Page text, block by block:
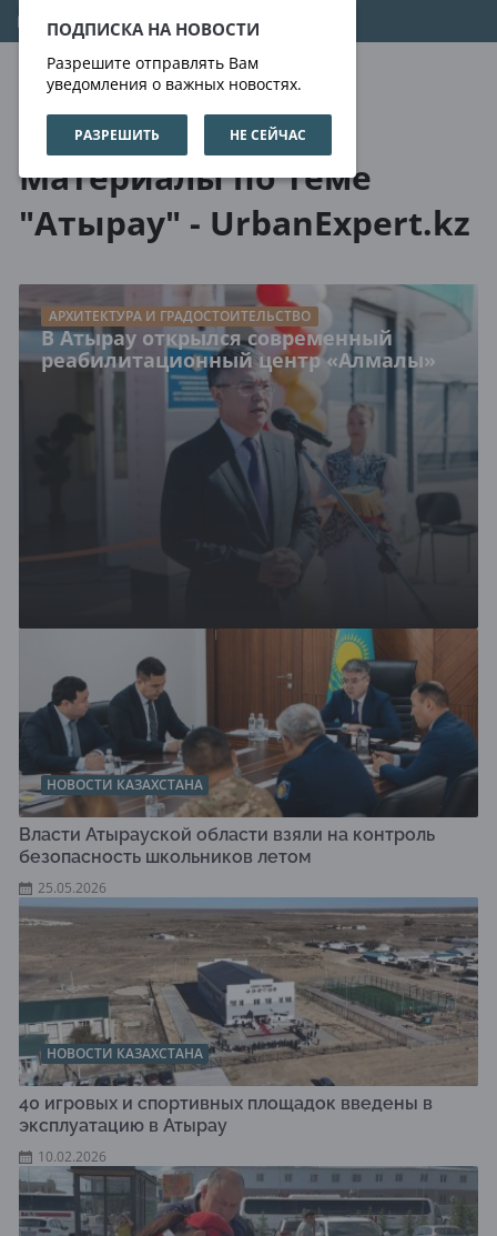
ПОДПИСКА НА НОВОСТИ
Разрешите отправлять Вам
уведомления о важных новостях.
РАЗРЕШИТЬ НЕ СЕЙЧАС
08.08.2026 10:25:34
О нас Метки
Материалы по теме
"Атырау" - UrbanExpert.kz
АРХИТЕКТУРА И ГРАДОСТОИТЕЛЬСТВО
В Атырау открылся современный
реабилитационный центр «Алмалы»
НОВОСТИ КАЗАХСТАНА
Власти Атырауской области взяли на контроль
безопасность школьников летом
25.05.2026
НОВОСТИ КАЗАХСТАНА
40 игровых и спортивных площадок введены в
эксплуатацию в Атырау
10.02.2026